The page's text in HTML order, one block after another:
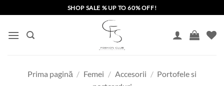
to
content
SHOP SALE % UP TO 60% OFF!
Prima pagină / Femei / Accesorii / Portofele si